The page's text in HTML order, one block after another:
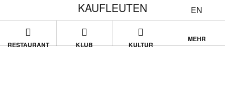
EN
KAUFLEUTEN
RESTAURANT KLUB KULTUR
MEHR